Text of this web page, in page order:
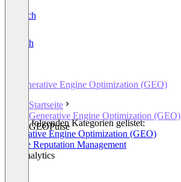
Deutsch
English
Generative Engine Optimization (GEO)
Startseite
Generative Engine Optimization (GEO)
GEOPulse
In den folgenden Kategorien gelistet:
Generative Engine Optimization (GEO)
Online Reputation Management
PR Analytics